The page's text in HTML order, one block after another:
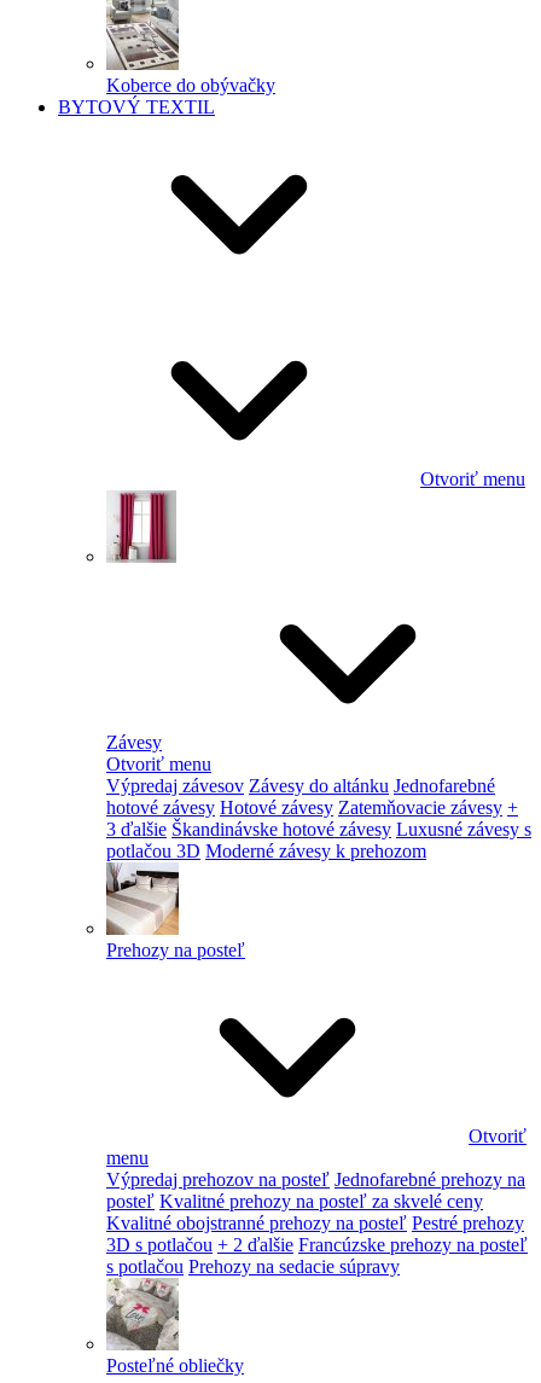
Koberce do obývačky
BYTOVÝ TEXTIL
Otvoriť menu
Závesy
Otvoriť menu
Výpredaj závesov Závesy do altánku Jednofarebné
hotové závesy Hotové závesy Zatemňovacie závesy +
3 ďalšie Škandinávske hotové závesy Luxusné závesy s
potlačou 3D Moderné závesy k prehozom
Prehozy na posteľ
Otvoriť
menu
Výpredaj prehozov na posteľ Jednofarebné prehozy na
posteľ Kvalitné prehozy na posteľ za skvelé ceny
Kvalitné obojstranné prehozy na posteľ Pestré prehozy
3D s potlačou + 2 ďalšie Francúzske prehozy na posteľ
s potlačou Prehozy na sedacie súpravy
Posteľné obliečky